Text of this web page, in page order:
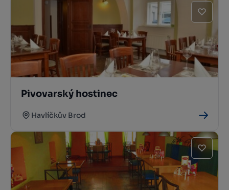
Pivovarský hostinec
Havlíčkův Brod